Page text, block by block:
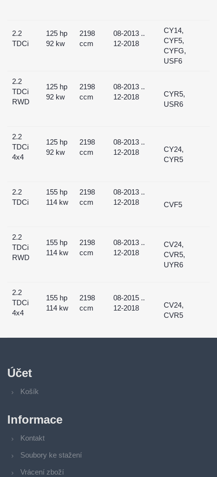
2.2
TDCi
125 hp
92 kw
2198
ccm
08-2013 ..
12-2018
CY14,
CYF5,
CYFG,
USF6
2.2
TDCi
RWD
125 hp
92 kw
2198
ccm
08-2013 ..
12-2018
CYR5,
USR6
2.2
TDCi
4x4
125 hp
92 kw
2198
ccm
08-2013 ..
12-2018
CY24,
CYR5
2.2
TDCi
155 hp
114 kw
2198
ccm
08-2013 ..
12-2018
CVF5
2.2
TDCi
RWD
155 hp
114 kw
2198
ccm
08-2013 ..
12-2018
CV24,
CVR5,
UYR6
2.2
TDCi
4x4
155 hp
114 kw
2198
ccm
08-2015 ..
12-2018
CV24,
CVR5
Účet
Košík
Informace
Kontakt
Soubory ke stažení
Vrácení zboží